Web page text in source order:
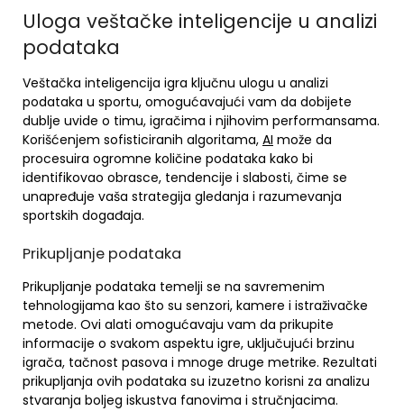
Uloga veštačke inteligencije u analizi
podataka
Veštačka inteligencija igra ključnu ulogu u analizi
podataka u sportu, omogućavajući vam da dobijete
dublje uvide o timu, igračima i njihovim performansama.
Korišćenjem sofisticiranih algoritama, AI može da
procesuira ogromne količine podataka kako bi
identifikovao obrasce, tendencije i slabosti, čime se
unapređuje vaša strategija gledanja i razumevanja
sportskih događaja.
Prikupljanje podataka
Prikupljanje podataka temelji se na savremenim
tehnologijama kao što su senzori, kamere i istraživačke
metode. Ovi alati omogućavaju vam da prikupite
informacije o svakom aspektu igre, uključujući brzinu
igrača, tačnost pasova i mnoge druge metrike. Rezultati
prikupljanja ovih podataka su izuzetno korisni za analizu
stvaranja boljeg iskustva fanovima i stručnjacima.